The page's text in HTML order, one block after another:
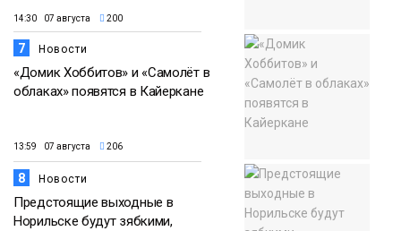
14:30 07 августа 200
7 Новости
«Домик Хоббитов» и «Самолёт в
облаках» появятся в Кайеркане
13:59 07 августа 206
8 Новости
Предстоящие выходные в
Норильске будут зябкими,